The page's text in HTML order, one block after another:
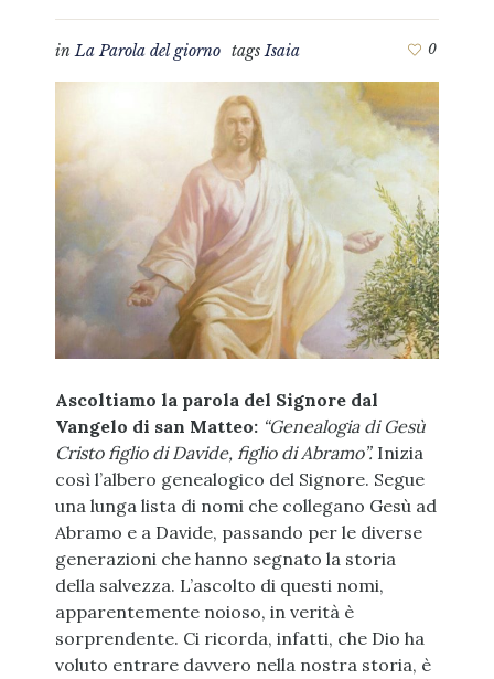
inLa Parola del giorno tagsIsaia 0
Ascoltiamo la parola del Signore dal
Vangelo di san Matteo: “Genealogia di Gesù
Cristo figlio di Davide, figlio di Abramo”. Inizia
così l’albero genealogico del Signore. Segue
una lunga lista di nomi che collegano Gesù ad
Abramo e a Davide, passando per le diverse
generazioni che hanno segnato la storia
della salvezza. L’ascolto di questi nomi,
apparentemente noioso, in verità è
sorprendente. Ci ricorda, infatti, che Dio ha
voluto entrare davvero nella nostra storia, è